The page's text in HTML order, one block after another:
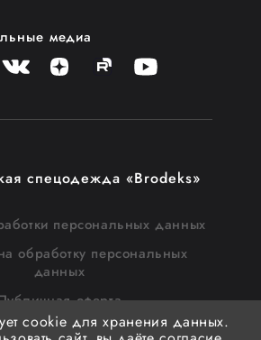
медиа
спецодежда «Brodeks»
персональных данных
обработку персональных
данных
оферта
на получение рассылки
cookie для хранения данных.